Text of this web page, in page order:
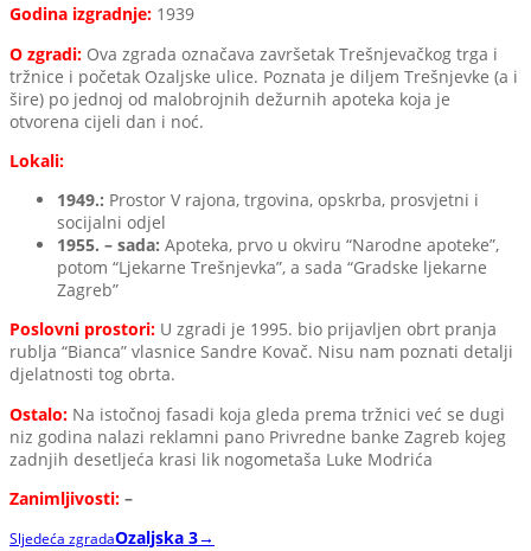
Godina izgradnje: 1939
O zgradi: Ova zgrada označava završetak Trešnjevačkog trga i
tržnice i početak Ozaljske ulice. Poznata je diljem Trešnjevke (a i
šire) po jednoj od malobrojnih dežurnih apoteka koja je
otvorena cijeli dan i noć.
Lokali:
1949.: Prostor V rajona, trgovina, opskrba, prosvjetni i
socijalni odjel
1955. – sada: Apoteka, prvo u okviru “Narodne apoteke”,
potom “Ljekarne Trešnjevka”, a sada “Gradske ljekarne
Zagreb”
Poslovni prostori: U zgradi je 1995. bio prijavljen obrt pranja
rublja “Bianca” vlasnice Sandre Kovač. Nisu nam poznati detalji
djelatnosti tog obrta.
Ostalo: Na istočnoj fasadi koja gleda prema tržnici već se dugi
niz godina nalazi reklamni pano Privredne banke Zagreb kojeg
zadnjih desetljeća krasi lik nogometaša Luke Modrića
Zanimljivosti: –
Sljedeća zgradaOzaljska 3→